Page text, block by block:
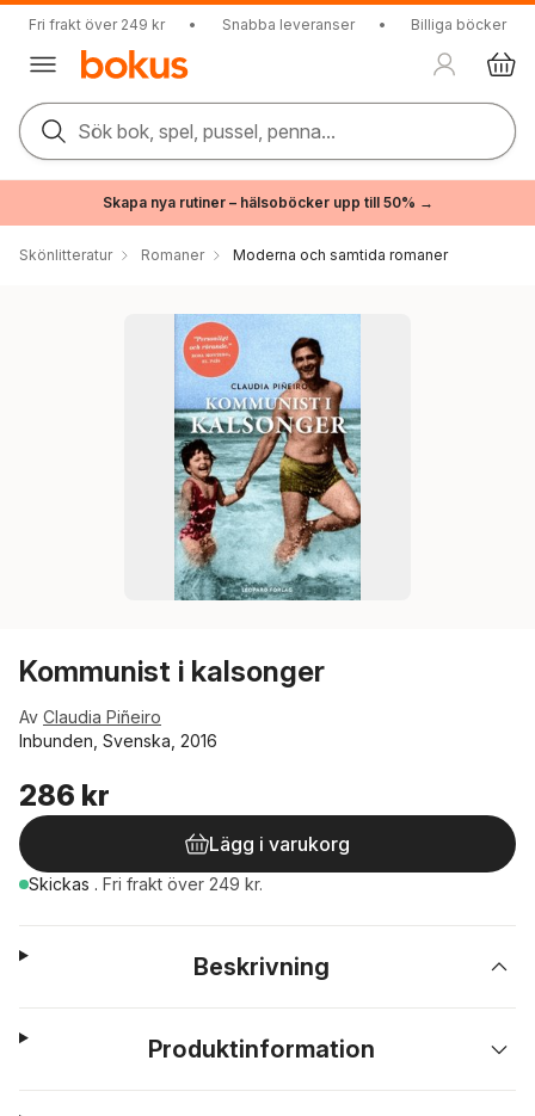
Fri frakt över 249 kr • Snabba leveranser • Billiga böcker
Sök bok, spel, pussel, penna...
Skapa nya rutiner – hälsoböcker upp till 50% →
Skönlitteratur Romaner Moderna och samtida romaner
Kommunist i kalsonger
Av Claudia Piñeiro
Inbunden, Svenska, 2016
286 kr
Lägg i varukorg
Skickas . Fri frakt över 249 kr.
Beskrivning
Produktinformation